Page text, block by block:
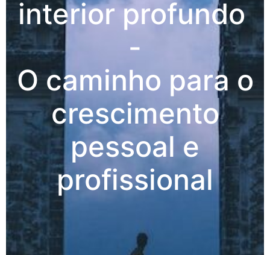
interior profundo
-
O caminho para o
crescimento
pessoal e
profissional